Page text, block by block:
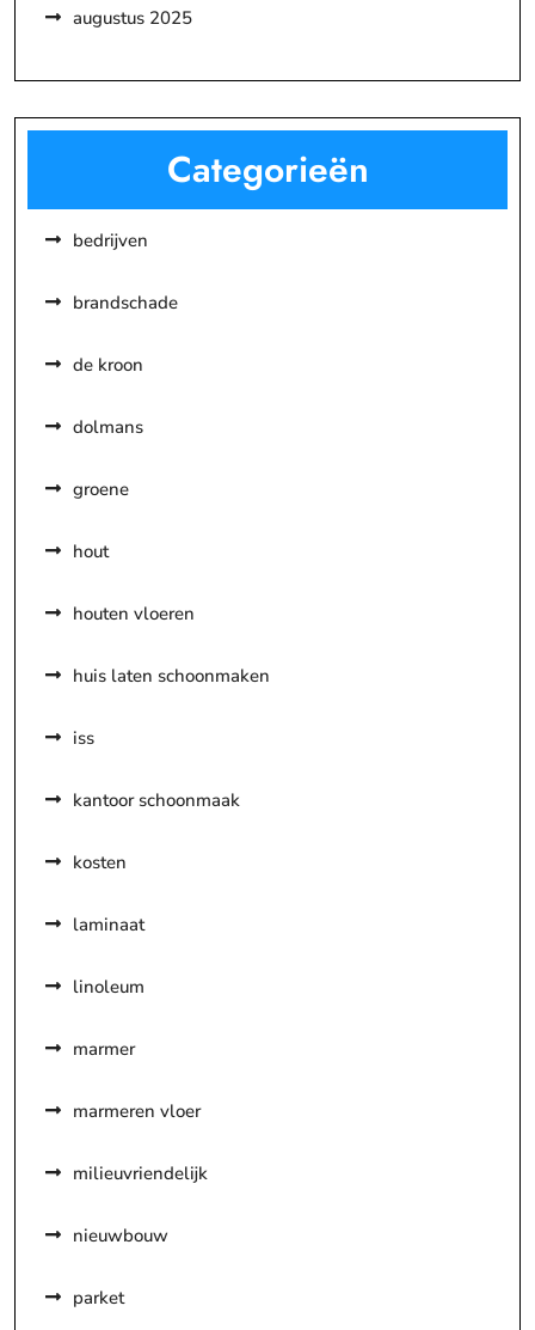
augustus 2025
Categorieën
bedrijven
brandschade
de kroon
dolmans
groene
hout
houten vloeren
huis laten schoonmaken
iss
kantoor schoonmaak
kosten
laminaat
linoleum
marmer
marmeren vloer
milieuvriendelijk
nieuwbouw
parket